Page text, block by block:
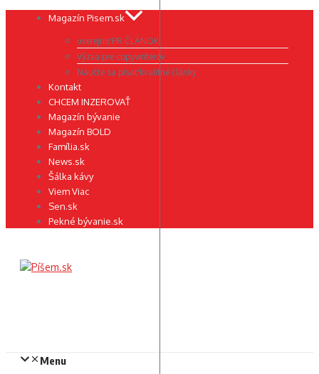
Preskočiť Magazín Pisem.sk
uverejniť PR ČLÁNOK
Výzva pre copywriterov
Naučte sa písať kvalitné články
Kontakt
CHCEM INZEROVAŤ
Magazín bývanie
Magazín BOLD
Família.sk
News.sk
Šálka kávy
Viem Viac
Sen.sk
Pekné bývanie.sk
Menu